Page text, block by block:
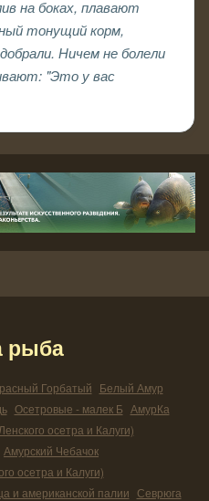
на боках, плавают
тонущий корм,
Ничем не болели
"Это у вас
рыба
Горбатый Белый Амур
Осетровые - малек Б АмурКа
осетра и Калуги)
Амурский Чебачок
осетра и Калуги)
и американской палии Севрюга